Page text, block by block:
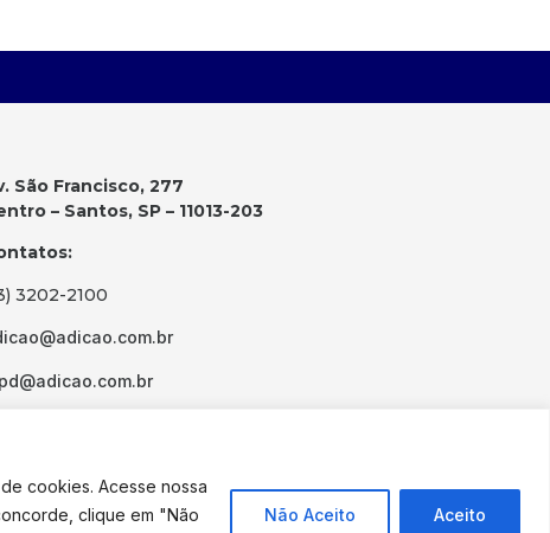
cookies. Acesse nossa
clique em "Não
Não Aceito Aceito
São Francisco, 277
– Santos, SP – 11013-203
3202-2100